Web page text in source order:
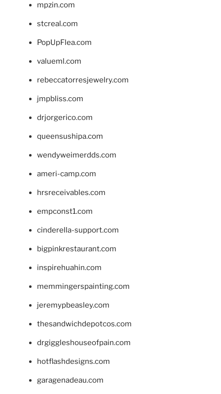
mpzin.com
stcreal.com
PopUpFlea.com
valueml.com
rebeccatorresjewelry.com
jmpbliss.com
drjorgerico.com
queensushipa.com
wendyweimerdds.com
ameri-camp.com
hrsreceivables.com
empconst1.com
cinderella-support.com
bigpinkrestaurant.com
inspirehuahin.com
memmingerspainting.com
jeremypbeasley.com
thesandwichdepotcos.com
drgiggleshouseofpain.com
hotflashdesigns.com
garagenadeau.com